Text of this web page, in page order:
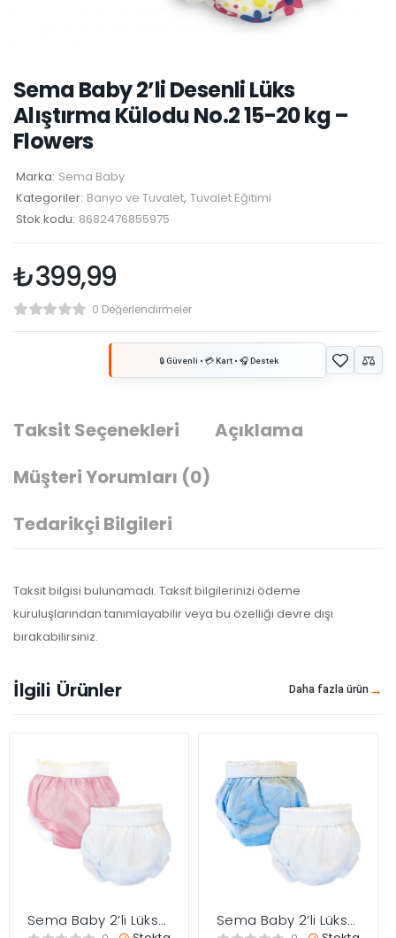
Sema Baby 2’li Desenli Lüks
Alıştırma Külodu No.2 15-20 kg –
Flowers
Marka: Sema Baby
Kategoriler: Banyo ve Tuvalet, Tuvalet Eğitimi
Stok kodu: 8682476855975
₺399,99
0 Değerlendirmeler
Taksit Seçenekleri
Açıklama
Müşteri Yorumları (0)
Tedarikçi Bilgileri
Taksit bilgisi bulunamadı. Taksit bilgilerinizi ödeme
kuruluşlarından tanımlayabilir veya bu özelliği devre dışı
bırakabilirsiniz.
İlgili Ürünler Daha fazla ürün
Sema Baby 2’li Lüks
Sema Baby 2’li Lüks